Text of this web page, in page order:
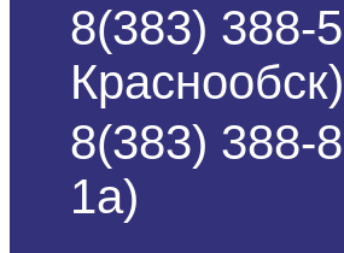
8(383)
Краснообск)
8(383) 388-
1а)